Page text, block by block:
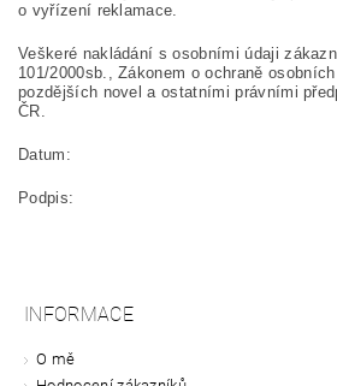
o vyřízení reklamace.
Veškeré nakládání s osobními údaji
101/2000sb., Zákonem o ochraně
pozdějších novel a ostatními právními
ČR.
Datum:
Podpis:
INFORMACE
O mě